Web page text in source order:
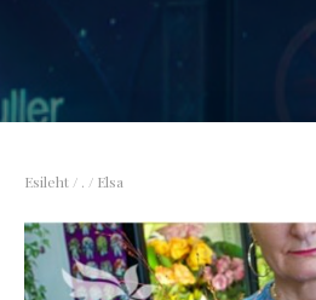
Esileht / . / Elsa